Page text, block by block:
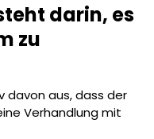
darin, es
zu
davon aus, dass der
Verhandlung mit